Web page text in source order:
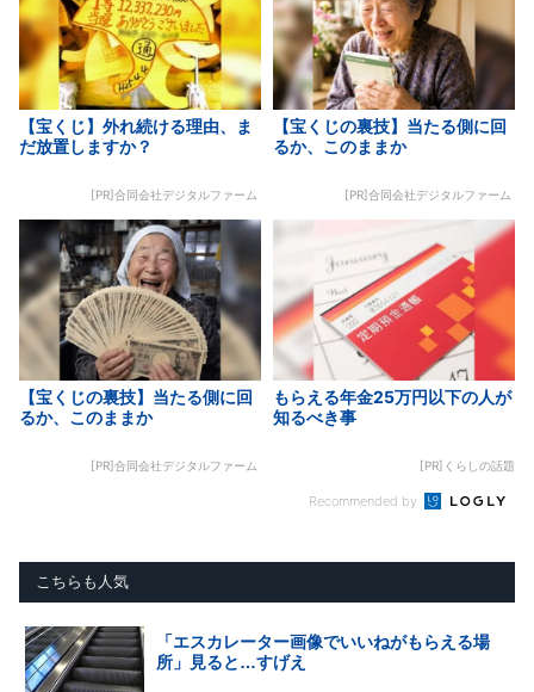
【宝くじ】外れ続ける理由、ま
だ放置しますか？
[PR]合同会社デジタルファーム
【宝くじの裏技】当たる側に回
るか、このままか
[PR]合同会社デジタルファーム
【宝くじの裏技】当たる側に回
るか、このままか
[PR]合同会社デジタルファーム
もらえる年金25万円以下の人が
知るべき事
[PR]くらしの話題
Recommended by
こちらも人気
「エスカレーター画像でいいねがもらえる場
所」見ると…すげえ